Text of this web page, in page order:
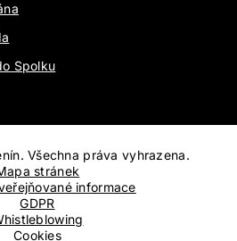
Spolku
Všechna práva vyhrazena.
stránek
informace
GDPR
Cookies